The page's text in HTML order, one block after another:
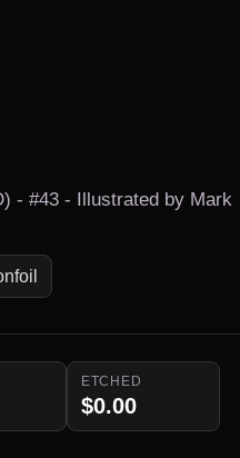
- #43 - Illustrated by Mark
ETCHED
$0.00